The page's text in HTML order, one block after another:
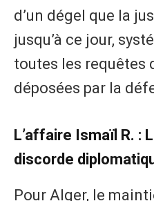
d’un dégel que la
jusqu’à ce jour,
toutes les requêtes
déposées par la
​L’affaire Ismaïl R. :
discorde
​Pour Alger, le